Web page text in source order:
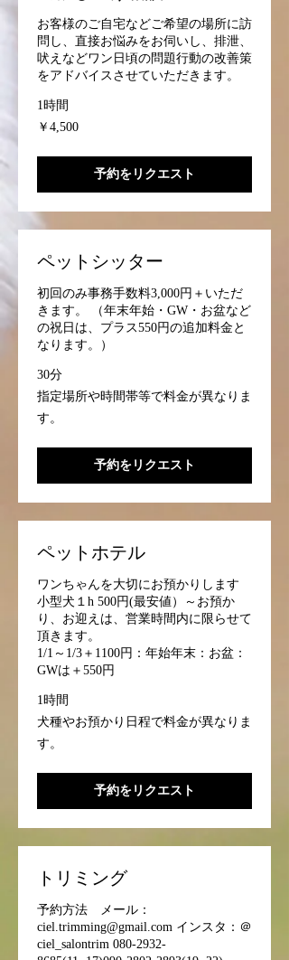
お客様のご自宅などご希望の場所に訪
問し、直接お悩みをお伺いし、排泄、
吠えなどワン日頃の問題行動の改善策
をアドバイスさせていただきます。
1時間
4,500
円
￥4,500
予約をリクエスト
ペットシッター
初回のみ事務手数料3,000円＋いただ
きます。 （年末年始・GW・お盆など
の祝日は、プラス550円の追加料金と
なります。）
30分
指
定
場
で
異
り
ま
す。
指定場所や時間帯等で料金が異なりま
す。
予約をリクエスト
ペットホテル
ワンちゃんを大切にお預かりします
小型犬１h 500円(最安値）～お預か
り、お迎えは、営業時間内に限らせて
頂きます。
1/1～1/3＋1100円：年始年末：お盆：
GWは＋550円
1時間
犬
種
や
で
が
り
す。
犬種やお預かり日程で料金が異なりま
す。
予約をリクエスト
トリミング
予約方法 メール：
ciel.trimming@gmail.com インスタ：＠
ciel_salontrim 080-2932-